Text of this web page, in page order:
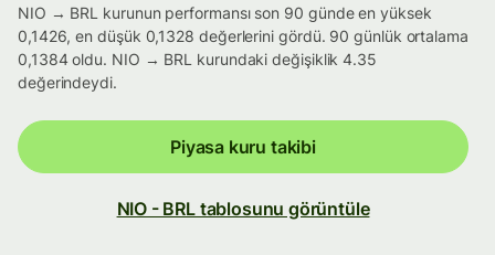
NIO → BRL kurunun performansı son 90 günde en yüksek
0,1426, en düşük 0,1328 değerlerini gördü. 90 günlük ortalama
0,1384 oldu. NIO → BRL kurundaki değişiklik 4.35
değerindeydi.
Piyasa kuru takibi
NIO - BRL tablosunu görüntüle